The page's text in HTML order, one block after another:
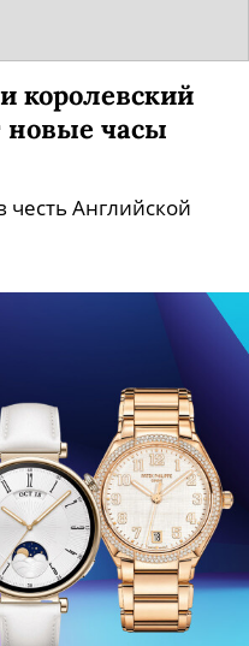
королевский
новые часы
Английской